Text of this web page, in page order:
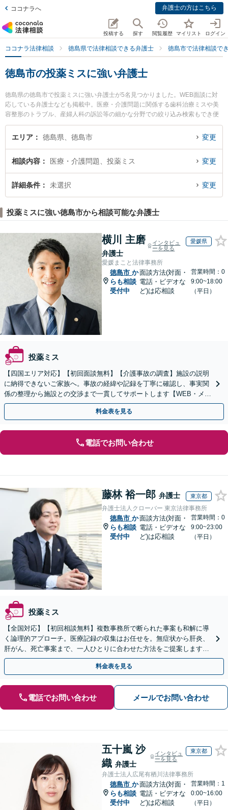
ココナラへ 弁護士の方はこちら
投稿する 探す 閲覧履歴 マイリスト ログイン
ココナラ法律相談 徳島県で法律相談できる弁護士 徳島市で法律相談で
徳島市の投薬ミスに強い弁護士
徳島県の徳島市で投薬ミスに強い弁護士が5名見つかりました。WEB面談に対
応している弁護士なども掲載中。医療・介護問題に関係する歯科治療ミスや美
容整形のトラブル、産婦人科の訴訟等の細かな分野での絞り込み検索もでき便
利です。特に弁護士法人徳島合同法律事務所の菊池 真喜男弁護士や弁護士法人
徳島合同法律事務所の堀金 博弁護士、おいさき法律事務所の生長 拓也弁護士の
薬ミスのトラブル解決の実績豊富な近くの弁護士を検索したい』『初回相談無
料で投薬ミスを法律相談できる徳島市内の弁護士に相談予約したい』などでお
困りの相談者さんにおすすめです。
エリア 徳島県、徳島市 変更
相談内容 医療・介護問題、投薬ミス 変更
詳細条件 未選択 変更
投薬ミスに強い徳島市から相談可能な弁護士
横川 主磨
弁護士
インタビュ
ーを見る
愛媛県
愛媛まこと法律事務所
徳島市 か
らも相談
受付中
面談方法(対面・
電話・ビデオな
ど)は応相談
営業時間：0
9:00~18:00
（平日）
投薬ミス
【四国エリア対応】【初回面談無料】【介護事故の調査】施設の説明
に納得できないご家族へ。事故の経緯や記録を丁寧に確認し、事実関
係の整理から施設との交渉まで一貫してサポートします【WEB・メー
ル相談可】
料金表を見る
電話でお問い合わせ
藤林 裕一郎 弁護士 東京都
弁護士法人クローバー 東京法律事務所
徳島市 か
らも相談
受付中
面談方法(対面・
電話・ビデオな
ど)は応相談
営業時間：0
9:00~23:00
（平日）
投薬ミス
【全国対応】【初回相談無料】複数事務所で断られた事案も和解に導
く論理的アプローチ。医療記録の収集はお任せを。無症状から肝炎、
肝がん、死亡事案まで、一人ひとりに合わせた方法をご提案します。
手続きの負担を減らし、権利を守ります。
料金表を見る
電話でお問い合わせ メールでお問い合わせ
五十嵐 沙
織 弁護士
インタビュ
ーを見る
東京都
弁護士法人広尾有栖川法律事務所
徳島市 か
らも相談
受付中
面談方法(対面・
電話・ビデオな
ど)は応相談
営業時間：1
0:00~16:00
（平日）